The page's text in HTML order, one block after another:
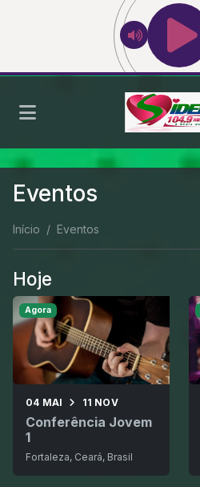
Eventos
Início Eventos
Hoje
04 MAI 11 NOV
Conferência Jovem
1
Fortaleza, Ceará, Brasil
Agora